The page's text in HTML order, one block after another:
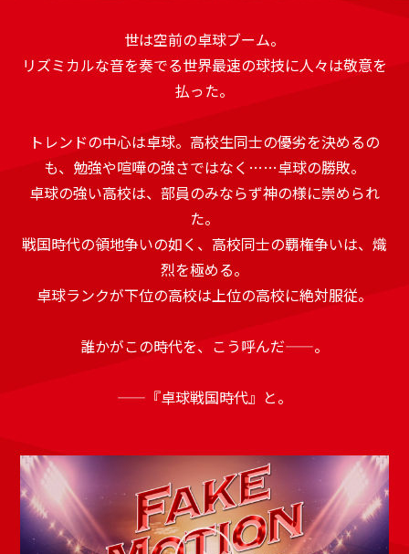
世は空前の卓球ブーム。
リズミカルな音を奏でる世界最速の球技に人々は敬意を
払った。
トレンドの中心は卓球。高校生同士の優劣を決めるの
も、勉強や喧嘩の強さではなく……卓球の勝敗。
卓球の強い高校は、部員のみならず神の様に崇められ
た。
戦国時代の領地争いの如く、高校同士の覇権争いは、熾
烈を極める。
卓球ランクが下位の高校は上位の高校に絶対服従。
誰かがこの時代を、こう呼んだ——。
——『卓球戦国時代』と。